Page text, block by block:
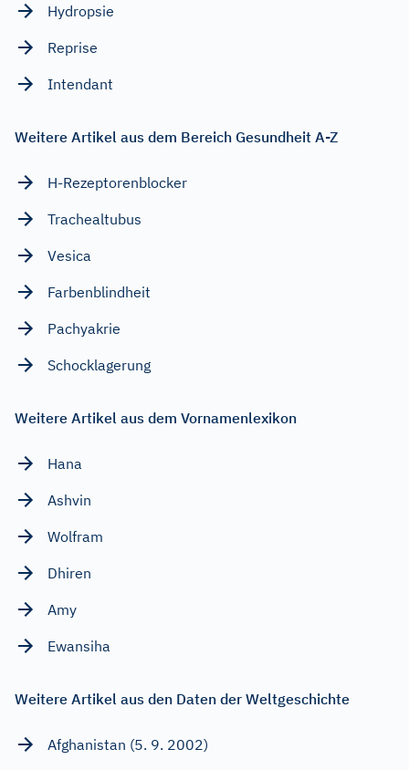
Hydropsie
Reprise
Intendant
Weitere Artikel aus dem Bereich Gesundheit A-Z
H-Rezeptorenblocker
Trachealtubus
Vesica
Farbenblindheit
Pachyakrie
Schocklagerung
Weitere Artikel aus dem Vornamenlexikon
Hana
Ashvin
Wolfram
Dhiren
Amy
Ewansiha
Weitere Artikel aus den Daten der Weltgeschichte
Afghanistan (5. 9. 2002)